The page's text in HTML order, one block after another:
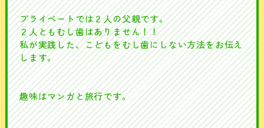
プライベートでは２人の父親です。
２人ともむし歯はありません！！
私が実践した、こどもをむし歯にしない方法をお伝え
します。
趣味はマンガと旅行です。